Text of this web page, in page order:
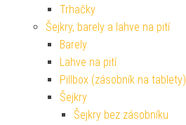
Trhačky
Šejkry, barely a lahve na pití
Barely
Lahve na pití
Pillbox (zásobník na tablety)
Šejkry
Šejkry bez zásobníku